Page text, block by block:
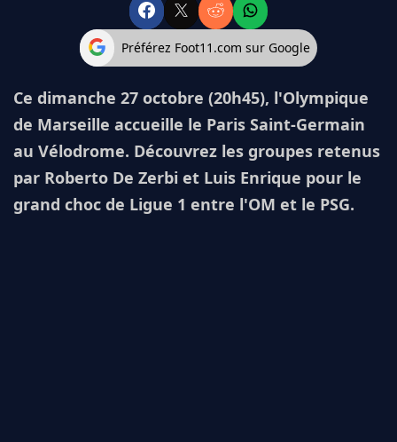
Préférez Foot11.com sur Google
Ce dimanche 27 octobre (20h45), l'Olympique
de Marseille accueille le Paris Saint-Germain
au Vélodrome. Découvrez les groupes retenus
par Roberto De Zerbi et Luis Enrique pour le
grand choc de Ligue 1 entre l'OM et le PSG.